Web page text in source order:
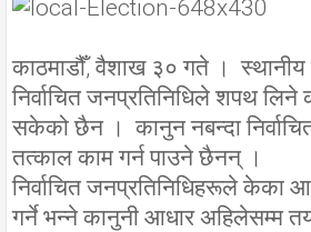
काठमाडौँ, वैशाख ३० गते । स्थानीय
निर्वाचित जनप्रतिनिधिले शपथ
सकेको छैन । कानुन नबन्दा
तत्काल काम गर्न पाउने छैनन् ।
निर्वाचित जनप्रतिनिधिहरूले केका
गर्ने भन्ने कानुनी आधार अहिलेसम्म